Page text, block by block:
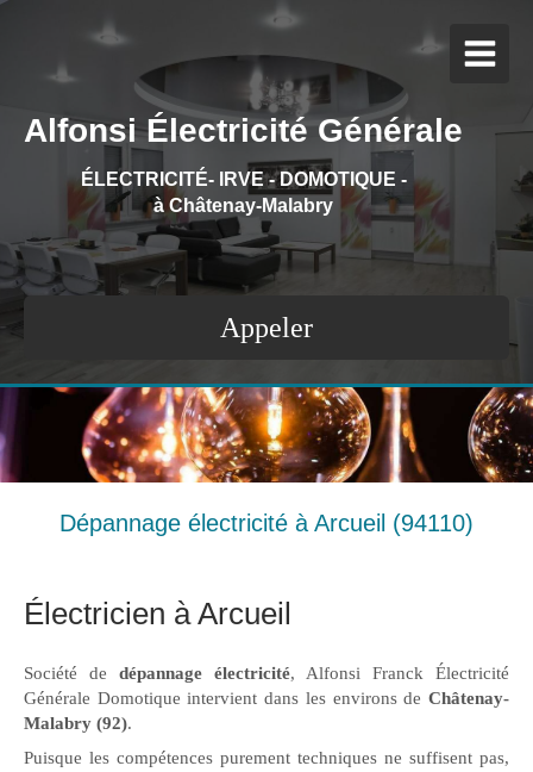
Alfonsi Électricité Générale
ÉLECTRICITÉ- IRVE - DOMOTIQUE -
à Châtenay-Malabry
Appeler
Dépannage électricité à Arcueil (94110)
Électricien à Arcueil
Société de dépannage électricité, Alfonsi Franck Électricité
Générale Domotique intervient dans les environs de Châtenay-
Malabry (92).
Puisque les compétences purement techniques ne suffisent pas,